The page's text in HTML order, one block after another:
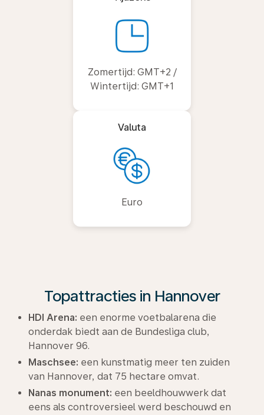
Zomertijd: GMT+2 /
Wintertijd: GMT+1
Valuta
Euro
Topattracties in Hannover
HDI Arena: een enorme voetbalarena die
onderdak biedt aan de Bundesliga club,
Hannover 96.
Maschsee: een kunstmatig meer ten zuiden
van Hannover, dat 75 hectare omvat.
Nanas monument: een beeldhouwwerk dat
eens als controversieel werd beschouwd en